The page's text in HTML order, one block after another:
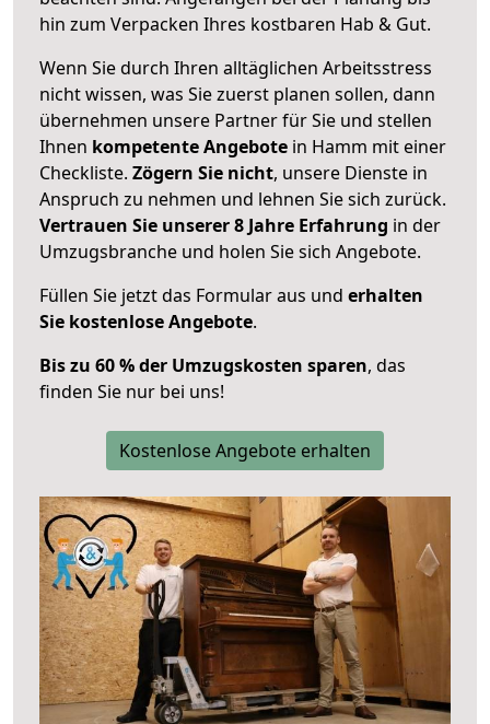
hin zum Verpacken Ihres kostbaren Hab & Gut.
Wenn Sie durch Ihren alltäglichen Arbeitsstress
nicht wissen, was Sie zuerst planen sollen, dann
übernehmen unsere Partner für Sie und stellen
Ihnen kompetente Angebote in Hamm mit einer
Checkliste. Zögern Sie nicht, unsere Dienste in
Anspruch zu nehmen und lehnen Sie sich zurück.
Vertrauen Sie unserer 8 Jahre Erfahrung in der
Umzugsbranche und holen Sie sich Angebote.
Füllen Sie jetzt das Formular aus und erhalten
Sie kostenlose Angebote.
Bis zu 60 % der Umzugskosten sparen, das
finden Sie nur bei uns!
Kostenlose Angebote erhalten